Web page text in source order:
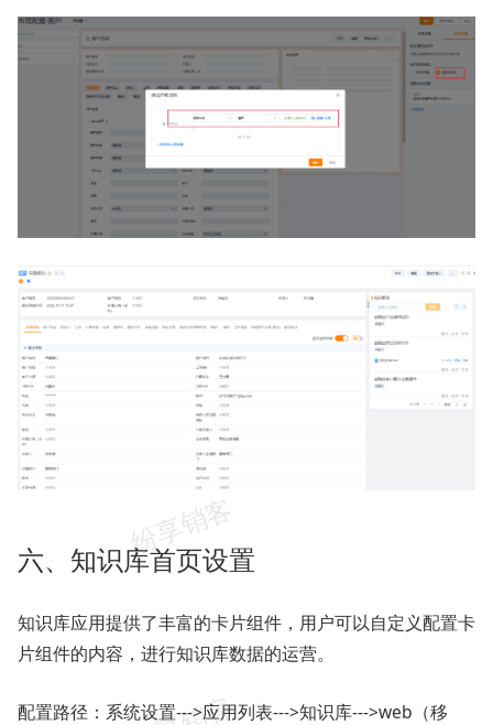
六、知识库首页设置
知识库应用提供了丰富的卡片组件，用户可以自定义配置卡
片组件的内容，进行知识库数据的运营。
配置路径：系统设置--->应用列表--->知识库--->web（移